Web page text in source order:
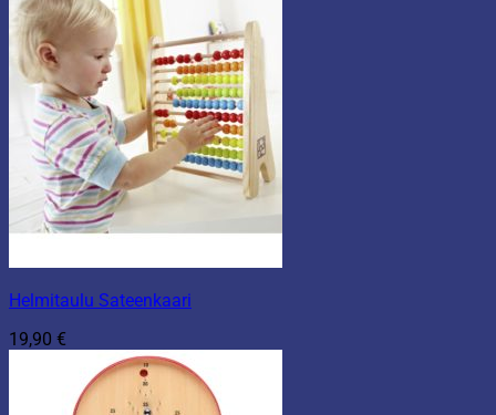
Helmitaulu Sateenkaari
19,90 €